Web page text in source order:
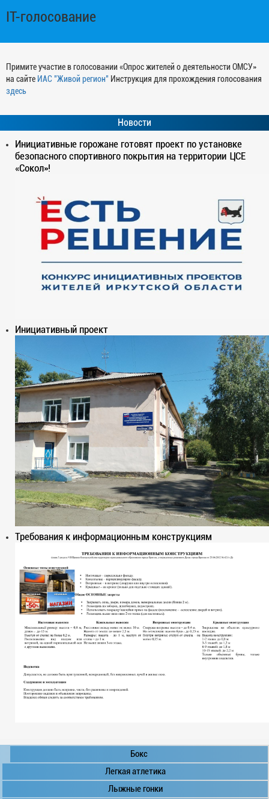
IT-голосование
Примите участие в голосовании «Опрос жителей о деятельности ОМСУ»
на сайте ИАС "Живой регион" Инструкция для прохождения голосования
здесь
Новости
Инициативные горожане готовят проект по установке
безопасного спортивного покрытия на территории ЦСЕ
«Сокол»!
Инициативный проект
Требования к информационным конструкциям
Бокс
Легкая атлетика
Лыжные гонки